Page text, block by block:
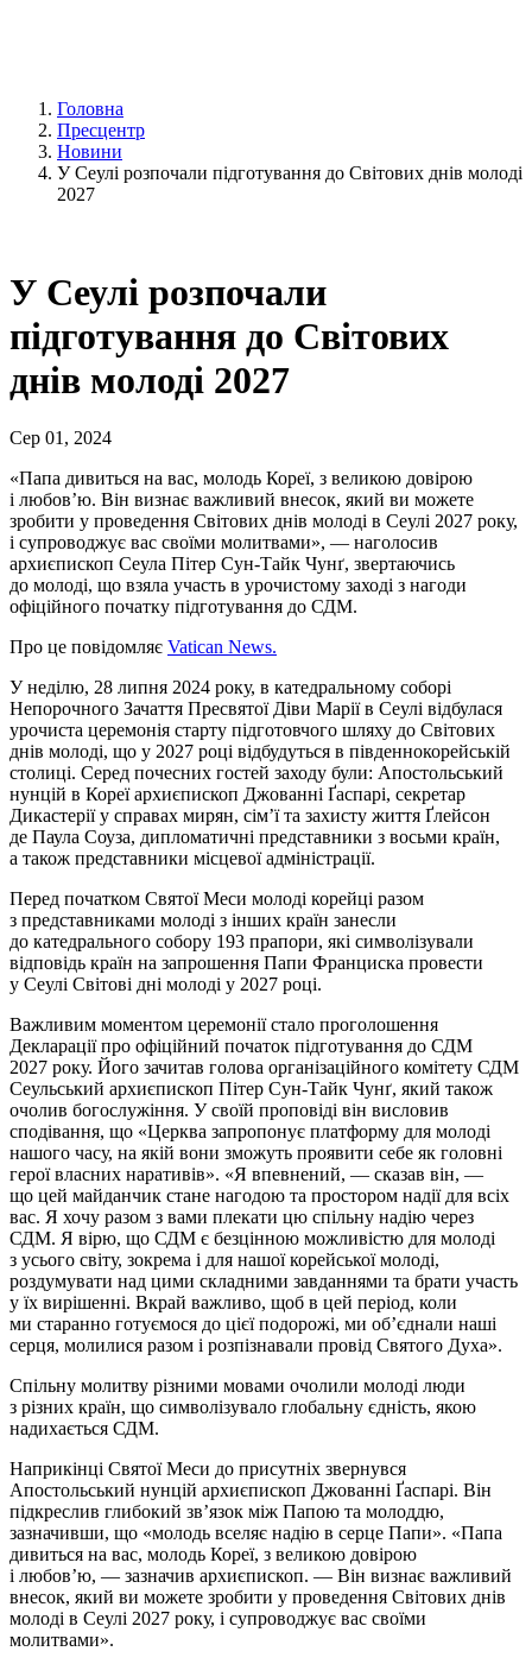
Головна
Пресцентр
Новини
У Сеулі розпочали підготування до Світових днів молоді
2027
У Сеулі розпочали
підготування до Світових
днів молоді 2027
Сер 01, 2024
«Папа дивиться на вас, молодь Кореї, з великою довірою
і любов’ю. Він визнає важливий внесок, який ви можете
зробити у проведення Світових днів молоді в Сеулі 2027 року,
і супроводжує вас своїми молитвами», — наголосив
архиєпископ Сеула Пітер Сун-Тайк Чунґ, звертаючись
до молоді, що взяла участь в урочистому заході з нагоди
офіційного початку підготування до СДМ.
Про це повідомляє Vatican News.
У неділю, 28 липня 2024 року, в катедральному соборі
Непорочного Зачаття Пресвятої Діви Марії в Сеулі відбулася
урочиста церемонія старту підготовчого шляху до Світових
днів молоді, що у 2027 році відбудуться в південнокорейській
столиці. Серед почесних гостей заходу були: Апостольський
нунцій в Кореї архиєпископ Джованні Ґаспарі, секретар
Дикастерії у справах мирян, сім’ї та захисту життя Ґлейсон
де Паула Соуза, дипломатичні представники з восьми країн,
а також представники місцевої адміністрації.
Перед початком Святої Меси молоді корейці разом
з представниками молоді з інших країн занесли
до катедрального собору 193 прапори, які символізували
відповідь країн на запрошення Папи Франциска провести
у Сеулі Світові дні молоді у 2027 році.
Важливим моментом церемонії стало проголошення
Декларації про офіційний початок підготування до СДМ
2027 року. Його зачитав голова організаційного комітету СДМ
Сеульський архиєпископ Пітер Сун-Тайк Чунґ, який також
очолив богослужіння. У своїй проповіді він висловив
сподівання, що «Церква запропонує платформу для молоді
нашого часу, на якій вони зможуть проявити себе як головні
герої власних наративів». «Я впевнений, — сказав він, —
що цей майданчик стане нагодою та простором надії для всіх
вас. Я хочу разом з вами плекати цю спільну надію через
СДМ. Я вірю, що СДМ є безцінною можливістю для молоді
з усього світу, зокрема і для нашої корейської молоді,
роздумувати над цими складними завданнями та брати участь
у їх вирішенні. Вкрай важливо, щоб в цей період, коли
ми старанно готуємося до цієї подорожі, ми об’єднали наші
серця, молилися разом і розпізнавали провід Святого Духа».
Спільну молитву різними мовами очолили молоді люди
з різних країн, що символізувало глобальну єдність, якою
надихається СДМ.
Наприкінці Святої Меси до присутніх звернувся
Апостольський нунцій архиєпископ Джованні Ґаспарі. Він
підкреслив глибокий зв’язок між Папою та молоддю,
зазначивши, що «молодь вселяє надію в серце Папи». «Папа
дивиться на вас, молодь Кореї, з великою довірою
і любов’ю, — зазначив архиєпископ. — Він визнає важливий
внесок, який ви можете зробити у проведення Світових днів
молоді в Сеулі 2027 року, і супроводжує вас своїми
молитвами».